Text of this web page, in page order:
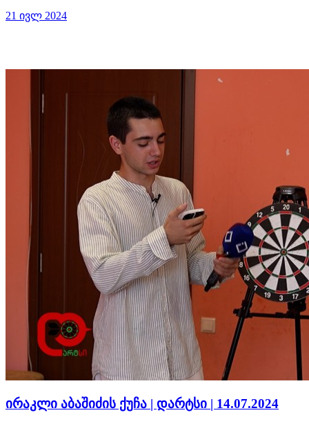
21 ივლ 2024
ირაკლი აბაშიძის ქუჩა | დარტსი | 14.07.2024